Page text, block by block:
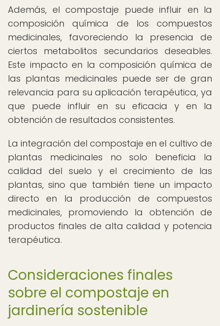
Además, el compostaje puede influir en la
composición química de los compuestos
medicinales, favoreciendo la presencia de
ciertos metabolitos secundarios deseables.
Este impacto en la composición química de
las plantas medicinales puede ser de gran
relevancia para su aplicación terapéutica, ya
que puede influir en su eficacia y en la
obtención de resultados consistentes.
La integración del compostaje en el cultivo de
plantas medicinales no solo beneficia la
calidad del suelo y el crecimiento de las
plantas, sino que también tiene un impacto
directo en la producción de compuestos
medicinales, promoviendo la obtención de
productos finales de alta calidad y potencia
terapéutica.
Consideraciones finales
sobre el compostaje en
jardinería sostenible